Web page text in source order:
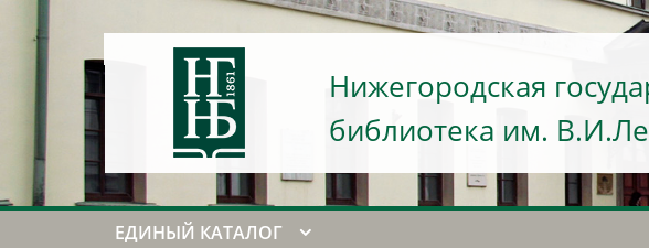
Нижегородская
библиотека им.
ЕДИНЫЙ КАТАЛОГ